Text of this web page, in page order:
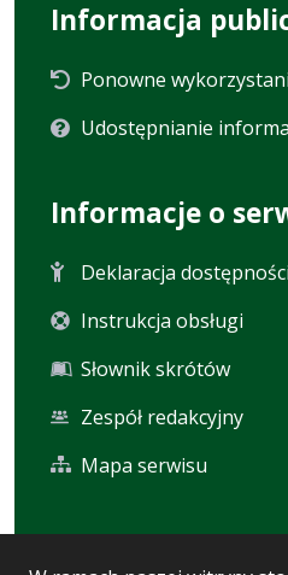
Informacja
Ponowne
Udostępnianie
Informacje o
Deklaracja dostępności
Instrukcja obsługi
Słownik skrótów
Zespół redakcyjny
Mapa serwisu